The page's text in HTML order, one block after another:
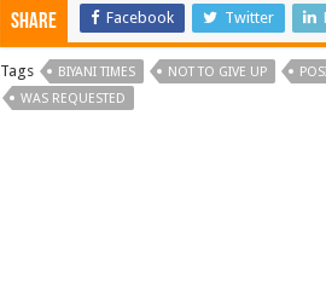
Share Facebook Twitter
Tags BIYANI TIMES NOT TO GIVE UP
WAS REQUESTED